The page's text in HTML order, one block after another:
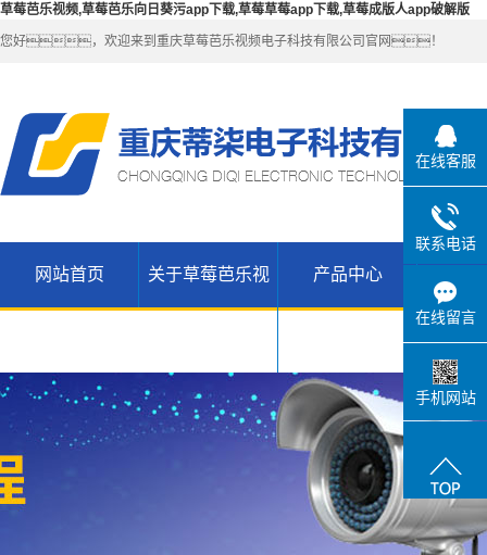
草莓芭乐视频,草莓芭乐向日葵污app下载,草莓草莓app下载,草莓成版人app破解版
您好，欢迎来到重庆草莓芭乐视频电子科技有限公司官网！
网站首页 关于草莓芭乐视
乐视频
产品中心
下载产品
WIFI（锐捷-
维盟）
H3C网络设
备
草莓草莓
app下载高
清摄像头
草莓草莓
app下载硬
盘录像机
机房周边弱
电设备
草莓成版人
在线客服
联系电话
在线留言
手机网站